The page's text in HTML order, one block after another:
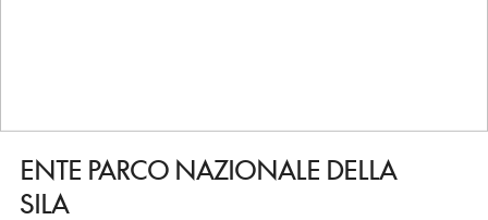
ENTE PARCO NAZIONALE DELLA
SILA